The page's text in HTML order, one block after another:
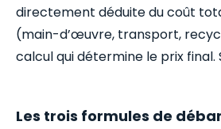
directement déduite du coût
(main-d’œuvre, transport,
calcul qui détermine le prix
Les trois formules de